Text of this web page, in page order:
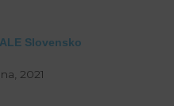
Slovensko
2021